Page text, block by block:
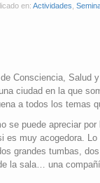
en: Actividades
Consciencia, Salud
ciudad en la que
a todos los temas
se puede apreciar
muy acogedora.
grandes tumbas,
la sala… una